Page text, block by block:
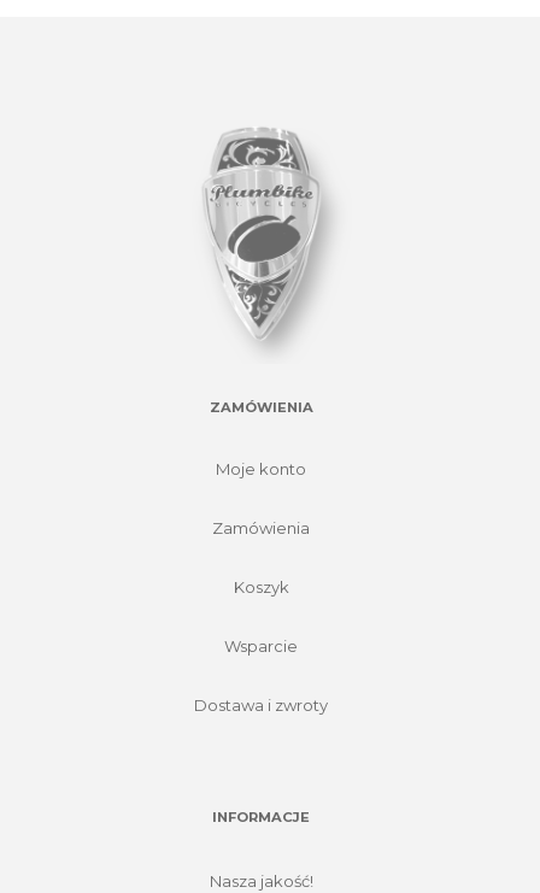
ZAMÓWIENIA
Moje konto
Zamówienia
Koszyk
Wsparcie
Dostawa i zwroty
INFORMACJE
Nasza jakość!